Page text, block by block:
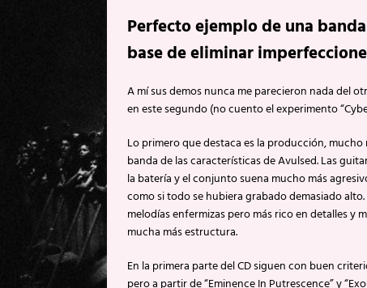
Perfecto ejemplo de una
base de eliminar
A mí sus demos nunca me parecieron nada del
en este segundo (no cuento el experimento
Lo primero que destaca es la producción,
banda de las características de Avulsed. Las
la batería y el conjunto suena mucho más
como si todo se hubiera grabado demasiado
melodías enfermizas pero más rico en detalles y
mucha más estructura.
En la primera parte del CD siguen con buen